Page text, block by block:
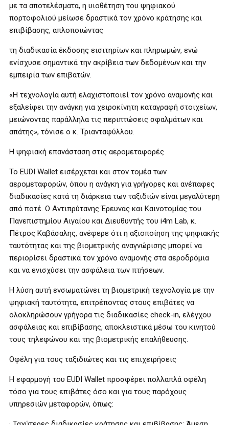
με τα αποτελέσματα, η υιοθέτηση του ψηφιακού
πορτοφολιού μείωσε δραστικά τον χρόνο κράτησης και
επιβίβασης, απλοποιώντας
τη διαδικασία έκδοσης εισιτηρίων και πληρωμών, ενώ
ενίσχυσε σημαντικά την ακρίβεια των δεδομένων και την
εμπειρία των επιβατών.
«Η τεχνολογία αυτή ελαχιστοποιεί τον χρόνο αναμονής και
εξαλείφει την ανάγκη για χειροκίνητη καταγραφή στοιχείων,
μειώνοντας παράλληλα τις περιπτώσεις σφαλμάτων και
απάτης», τόνισε ο κ. Τριανταφύλλου.
Η ψηφιακή επανάσταση στις αερομεταφορές
Το EUDI Wallet εισέρχεται και στον τομέα των
αερομεταφορών, όπου η ανάγκη για γρήγορες και ανέπαφες
διαδικασίες κατά τη διάρκεια των ταξιδιών είναι μεγαλύτερη
από ποτέ. Ο Αντιπρύτανης Έρευνας και Καινοτομίας του
Πανεπιστημίου Αιγαίου και Διευθυντής του i4m Lab, κ.
Πέτρος Καβάσαλης, ανέφερε ότι η αξιοποίηση της ψηφιακής
ταυτότητας και της βιομετρικής αναγνώρισης μπορεί να
περιορίσει δραστικά τον χρόνο αναμονής στα αεροδρόμια
και να ενισχύσει την ασφάλεια των πτήσεων.
Η λύση αυτή ενσωματώνει τη βιομετρική τεχνολογία με την
ψηφιακή ταυτότητα, επιτρέποντας στους επιβάτες να
ολοκληρώσουν γρήγορα τις διαδικασίες check-in, ελέγχου
ασφάλειας και επιβίβασης, αποκλειστικά μέσω του κινητού
τους τηλεφώνου και της βιομετρικής επαλήθευσης.
Οφέλη για τους ταξιδιώτες και τις επιχειρήσεις
Η εφαρμογή του EUDI Wallet προσφέρει πολλαπλά οφέλη
τόσο για τους επιβάτες όσο και για τους παρόχους
υπηρεσιών μεταφορών, όπως: